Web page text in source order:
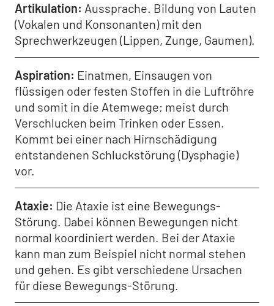
Artikulation Aussprache. Bildung von Lauten
(Vokalen und Konsonanten) mit den
Sprechwerkzeugen (Lippen, Zunge, Gaumen).
Aspiration Einatmen, Einsaugen von
flüssigen oder festen Stoffen in die Luftröhre
und somit in die Atemwege; meist durch
Verschlucken beim Trinken oder Essen.
Kommt bei einer nach Hirnschädigung
entstandenen Schluckstörung (Dysphagie)
vor.
Ataxie Die Ataxie ist eine Bewegungs-
Störung. Dabei können Bewegungen nicht
normal koordiniert werden. Bei der Ataxie
kann man zum Beispiel nicht normal stehen
und gehen. Es gibt verschiedene Ursachen
für diese Bewegungs-Störung.